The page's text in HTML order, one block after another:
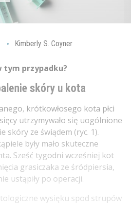
Kimberly S. Coyner
tym przypadku?
skóry u kota
krótkowłosego kota płci
utrzymywało się uogólnione
skóry ze świądem (ryc. 1).
były mało skuteczne
Sześć tygodni wcześniej kot
grasiczaka ze śródpiersia,
ustąpiły po operacji.
wysięku spod strupów